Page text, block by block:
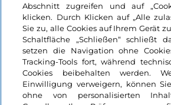
Abschnitt zugreifen und auf
klicken. Durch Klicken auf „Alle
Sie zu, alle Cookies auf Ihrem Gerät
Schaltfläche „Schließen“ schließt
setzen die Navigation ohne
Tracking-Tools fort, während
Cookies beibehalten werden.
Einwilligung verweigern, können
ohne von personalisierten